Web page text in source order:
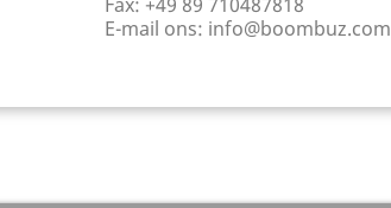
E-mail ons: info@boombuz.com